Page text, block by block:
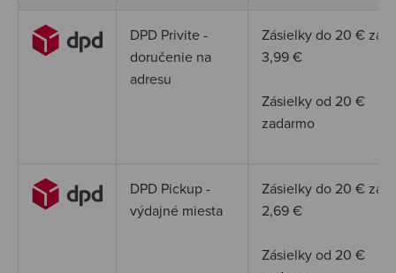
DPD Privite -
doručenie na
adresu
Zásielky do 20 € za
3,99€
Zásielky od 20 €
zadarmo
DPD Pickup -
výdajné miesta
Zásielky do 20 € za
2,69€
Zásielky od 20 €